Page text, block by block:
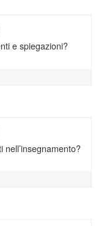
e spiegazioni?